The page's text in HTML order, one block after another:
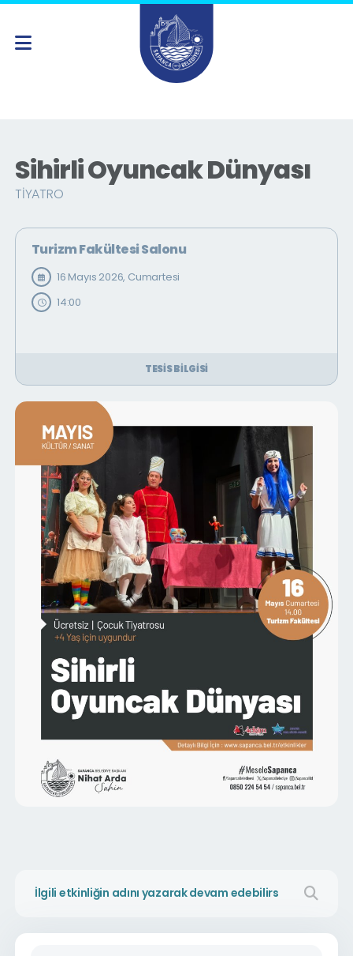
Sihirli Oyuncak Dünyası
TIYATRO
Turizm Fakültesi Salonu
16 Mayıs 2026, Cumartesi
14:00
TESIS BILGISI